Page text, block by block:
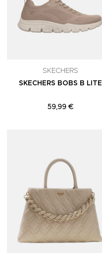
SKECHERS
SKECHERS BOBS B LITE
59,99 €